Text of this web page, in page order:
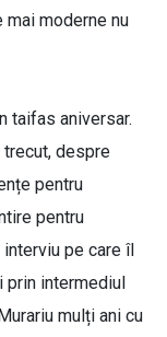
mai moderne nu
taifas aniversar.
despre
pentru
pentru
pe care îl
intermediul
mulți ani cu